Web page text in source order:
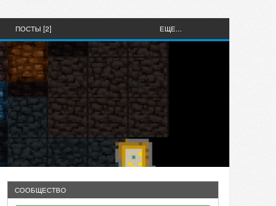
ПОСТЫ [2] ЕЩЕ...
СООБЩЕСТВО